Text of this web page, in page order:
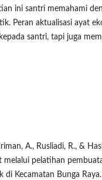
ini santri memahami
Peran aktualisasi ayat
santri, tapi juga
A., Rusliadi, R., &
melalui pelatihan
di Kecamatan Bunga